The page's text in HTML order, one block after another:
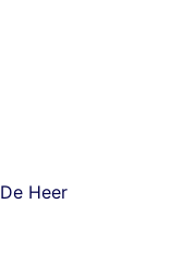
De Heer